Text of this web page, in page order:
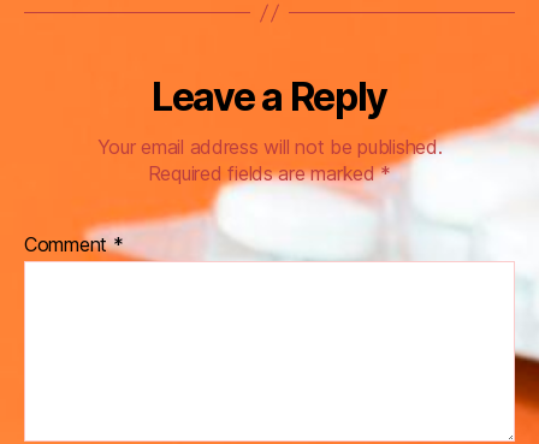
Leave a Reply
Your email address will not be published.
Required fields are marked*
Comment*